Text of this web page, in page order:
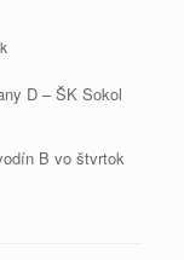
D – ŠK Sokol
B vo štvrtok